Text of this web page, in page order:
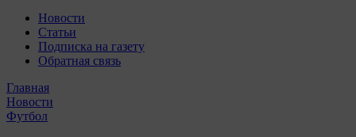
Новости
Статьи
Подписка на газету
Обратная связь
Главная
Новости
Футбол